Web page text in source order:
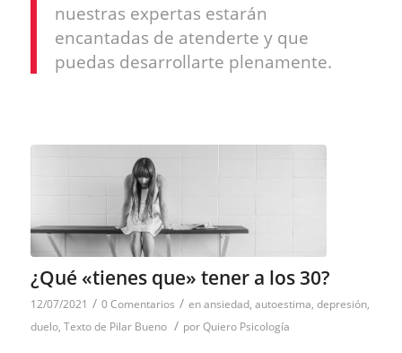
nuestras expertas estarán
encantadas de atenderte y que
puedas desarrollarte plenamente.
¿Qué «tienes que» tener a los 30?
12/07/2021 / 0 Comentarios / enansiedad, autoestima, depresión,
duelo, Texto de Pilar Bueno / porQuiero Psicología